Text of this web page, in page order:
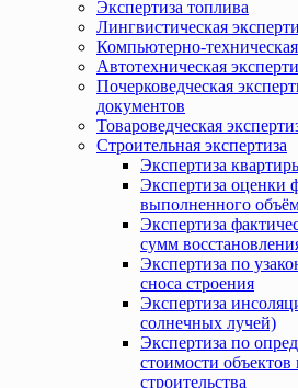
Экспертиза топлива
Лингвистическая
Компьютерно-техническая
Автотехническая
Почерковедческая
документов
Товароведческая
Строительная экспертиза
Экспертиза
Экспертиза оценки
выполненного
Экспертиза
сумм
Экспертиза по
сноса строения
Экспертиза
солнечных лучей)
Экспертиза по
стоимости
строительства